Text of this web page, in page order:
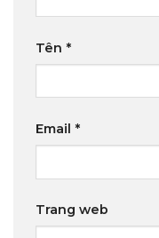
Tên *
Email *
Trang web